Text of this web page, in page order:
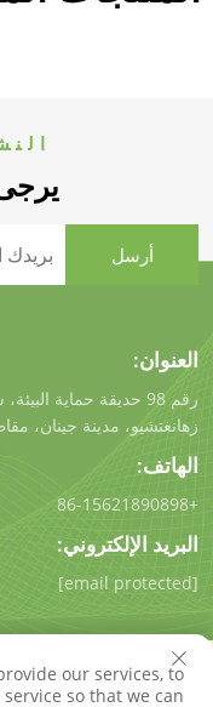
العنوان:
رقم 98 حديقة حماية
زهانغتشيو، مدينة جينان،
الهاتف:
+86-15621890898
البريد الإلكتروني:
[email protected]
our services, to
so that we can